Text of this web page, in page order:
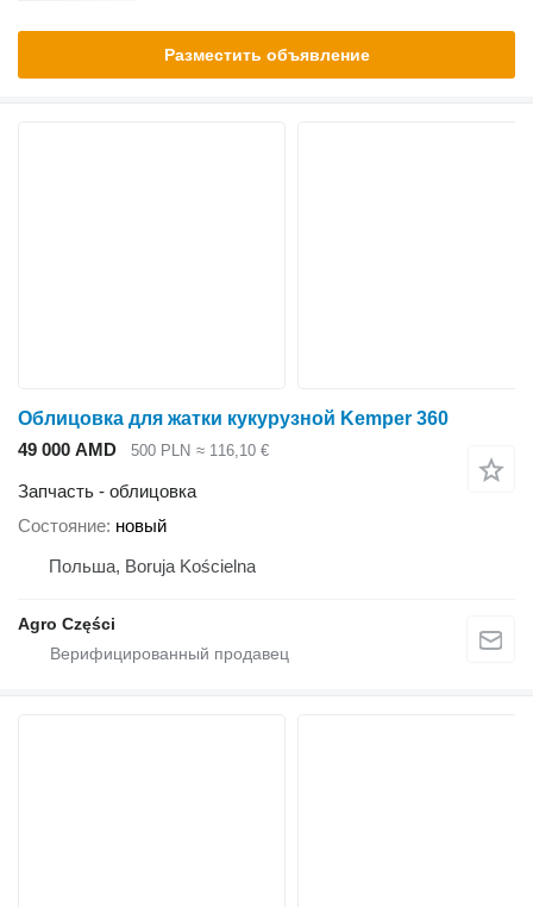
Разместить объявление
Облицовка для жатки кукурузной Kemper 360
49 000 AMD
500 PLN ≈ 116,10 €
Запчасть - облицовка
Состояние новый
Польша, Boruja Kościelna
Agro Części